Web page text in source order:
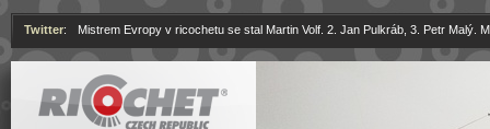
Ricochet
Twitter: Mistrem Evropy v ricochetu se stal Martin Volf. 2. Jan Pulkráb, 3. Petr Malý.